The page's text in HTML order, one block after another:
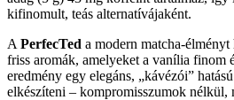
kifinomult, teás alternatívájaként.
A PerfecTed a modern matcha-
friss aromák, amelyeket a vanília finom
eredmény egy elegáns, „kávézói”
elkészíteni – kompromisszumok nélkül,